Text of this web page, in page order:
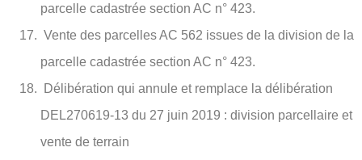
parcelle cadastrée section AC n° 423.
Vente des parcelles AC 562 issues de la division de la
parcelle cadastrée section AC n° 423.
Délibération qui annule et remplace la délibération
DEL270619-13 du 27 juin 2019 : division parcellaire et
vente de terrain